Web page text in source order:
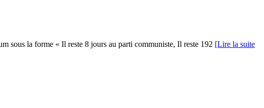
sous la forme « Il reste 8 jours au parti communiste, Il reste 192 [Lire la suite